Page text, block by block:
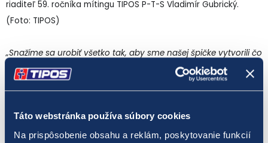
Táto webstránka používa súbory cookies
Na prispôsobenie obsahu a reklám, poskytovanie funkcií
riaditeľ 59. ročníka mítingu TIPOS P-T-S Vladimír Gubrický.
(Foto: TIPOS)
„Snažíme sa urobiť všetko tak, aby sme našej špičke vytvorili čo
najlepšie podmienky na dosiahnutie kvalitných výkonov a
získanie potrebných bodov do kvalifikačných rebríčkov o
nám v tomto pomohol aj TIPOS, ktorý je znova hlavný
reklamný partner tohto tradičného mítingu s bohatou